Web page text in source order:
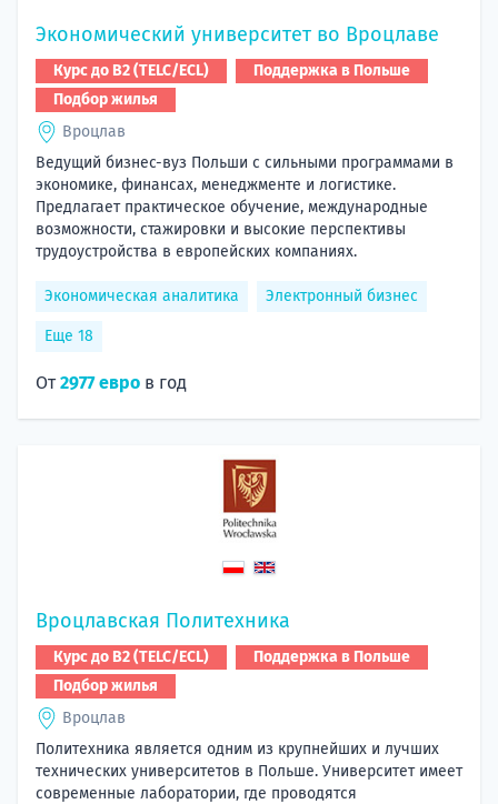
Экономический университет во Вроцлаве
Курс до B2 (TELC/ECL)
Поддержка в Польше
Подбор жилья
Вроцлав
Ведущий бизнес-вуз Польши с сильными программами в
экономике, финансах, менеджменте и логистике.
Предлагает практическое обучение, международные
возможности, стажировки и высокие перспективы
трудоустройства в европейских компаниях.
Экономическая аналитика Электронный бизнес
Еще 18
От2977 евро в год
Вроцлавская Политехника
Курс до B2 (TELC/ECL)
Поддержка в Польше
Подбор жилья
Вроцлав
Политехника является одним из крупнейших и лучших
технических университетов в Польше. Университет имеет
современные лаборатории, где проводятся